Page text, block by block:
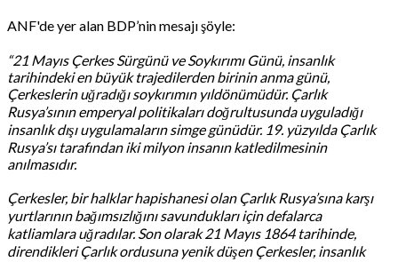
ANF'de yer alan BDP’nin mesajı şöyle:
“21 Mayıs Çerkes Sürgünü ve Soykırımı Günü, insanlık
tarihindeki en büyük trajedilerden birinin anma günü,
Çerkeslerin uğradığı soykırımın yıldönümüdür. Çarlık
Rusya’sının emperyal politikaları doğrultusunda uyguladığı
insanlık dışı uygulamaların simge günüdür. 19. yüzyılda Çarlık
Rusya’sı tarafından iki milyon insanın katledilmesinin
anılmasıdır.
Çerkesler, bir halklar hapishanesi olan Çarlık Rusya’sına karşı
yurtlarının bağımsızlığını savundukları için defalarca
katliamlara uğradılar. Son olarak 21 Mayıs 1864 tarihinde,
direndikleri Çarlık ordusuna yenik düşen Çerkesler, insanlık